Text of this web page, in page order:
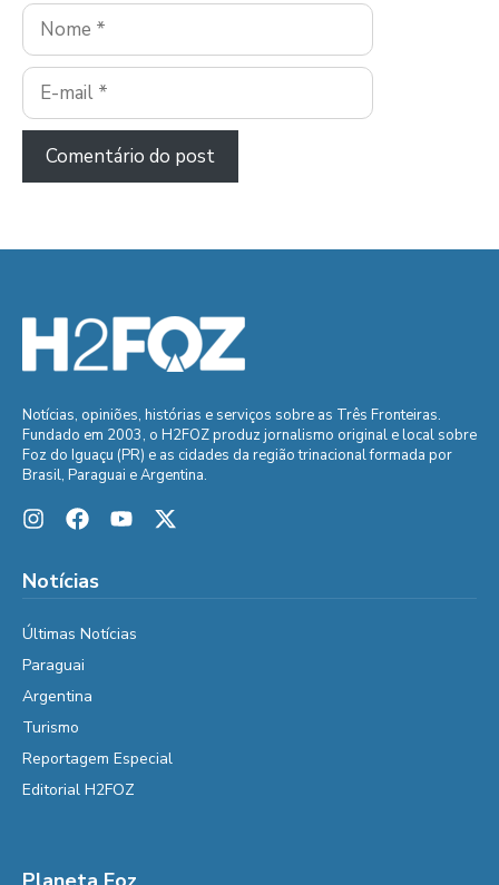
Nome
E-
mail
Notícias, opiniões, histórias e serviços sobre as Três Fronteiras.
Fundado em 2003, o H2FOZ produz jornalismo original e local sobre
Foz do Iguaçu (PR) e as cidades da região trinacional formada por
Brasil, Paraguai e Argentina.
Notícias
Últimas Notícias
Paraguai
Argentina
Turismo
Reportagem Especial
Editorial H2FOZ